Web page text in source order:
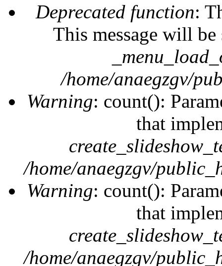
Deprecated function:
This message will
/home/anaegzgv/
Warning: count():
that
/home/anaegzgv/
Warning: count():
that
/home/anaegzgv/